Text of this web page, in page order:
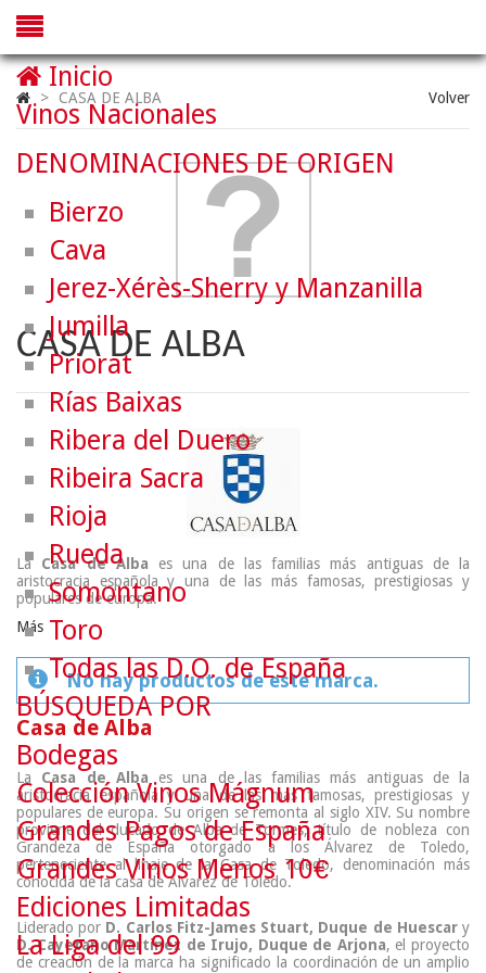
> CASA DE ALBA Volver
CASA DE ALBA
LaCasa de Alba es una de las familias más antiguas de la
aristocracia española y una de las más famosas, prestigiosas y
populares de europa.
Más
No hay productos de este marca.
Casa de Alba
La Casa de Alba es una de las familias más antiguas de la
aristocracia española y una de las más famosas, prestigiosas y
populares de europa. Su origen se remonta al siglo XIV. Su nombre
proviene del ducado de Alba de Tormes, título de nobleza con
Grandeza de España otorgado a los Álvarez de Toledo,
perteneciente al linaje de la Casa de Toledo, denominación más
conocida de la casa de Álvarez de Toledo.
Liderado por D. Carlos Fitz-James Stuart, Duque de Huescary
D. Cayetano Martinez de Irujo, Duque de Arjona, el proyecto
de creación de la marca ha significado la coordinación de un amplio
Inicio
Vinos Nacionales
DENOMINACIONES DE ORIGEN
Bierzo
Cava
Jerez-Xérès-Sherry y Manzanilla
Jumilla
Priorat
Rías Baixas
Ribera del Duero
Ribeira Sacra
Rioja
Rueda
Somontano
Toro
Todas las D.O. de España
BÚSQUEDA POR
Bodegas
Colección Vinos Mágnum
Grandes Pagos de España
Grandes Vinos Menos 10€
Ediciones Limitadas
La Liga del 99